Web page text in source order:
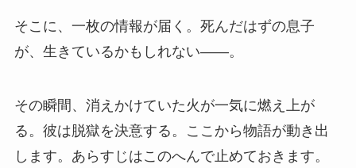
そこに、一枚の情報が届く。死んだはずの息子
が、生きているかもしれない——。
その瞬間、消えかけていた火が一気に燃え上が
る。彼は脱獄を決意する。ここから物語が動き出
します。あらすじはこのへんで止めておきます。